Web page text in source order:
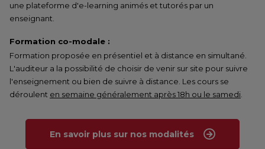
une plateforme d'e-learning animés et tutorés par un
enseignant.
Formation co-modale :
Formation proposée en présentiel et à distance en simultané.
L'auditeur a la possibilité de choisir de venir sur site pour suivre
l'enseignement ou bien de suivre à distance. Les cours se
déroulent en semaine généralement après 18h ou le samedi
En savoir plus sur nos modalités